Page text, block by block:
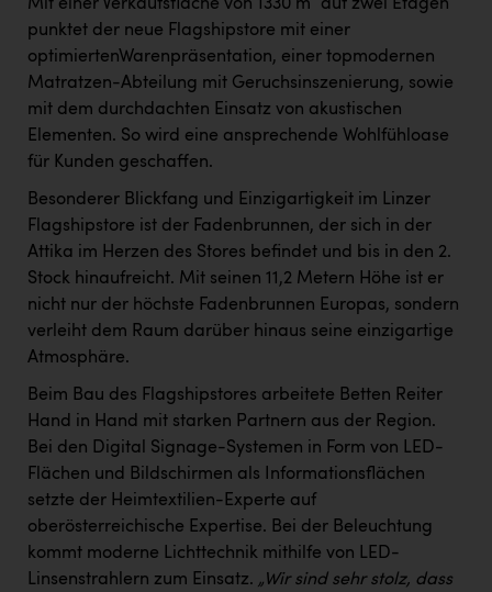
Mit einer Verkaufsfläche von 1330 m² auf zwei Etagen
punktet der neue Flagshipstore mit einer
optimiertenWarenpräsentation, einer topmodernen
Matratzen-Abteilung mit Geruchsinszenierung, sowie
mit dem durchdachten Einsatz von akustischen
Elementen. So wird eine ansprechende Wohlfühloase
für Kunden geschaffen.
Besonderer Blickfang und Einzigartigkeit im Linzer
Flagshipstore ist der Fadenbrunnen, der sich in der
Attika im Herzen des Stores befindet und bis in den 2.
Stock hinaufreicht. Mit seinen 11,2 Metern Höhe ist er
nicht nur der höchste Fadenbrunnen Europas, sondern
verleiht dem Raum darüber hinaus seine einzigartige
Atmosphäre.
Beim Bau des Flagshipstores arbeitete Betten Reiter
Hand in Hand mit starken Partnern aus der Region.
Bei den Digital Signage-Systemen in Form von LED-
Flächen und Bildschirmen als Informationsflächen
setzte der Heimtextilien-Experte auf
oberösterreichische Expertise. Bei der Beleuchtung
kommt moderne Lichttechnik mithilfe von LED-
Linsenstrahlern zum Einsatz. „Wir sind sehr stolz, dass